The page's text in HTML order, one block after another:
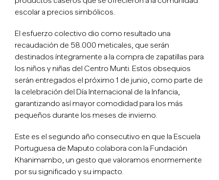
escolar a precios simbólicos.
El esfuerzo colectivo dio como resultado una
recaudación de 58.000 meticales, que serán
destinados íntegramente a la compra de zapatillas para
los niños y niñas del Centro Munti. Estos obsequios
serán entregados el próximo 1 de junio, como parte de
la celebración del Día Internacional de la Infancia,
garantizando así mayor comodidad para los más
pequeños durante los meses de invierno.
Este es el segundo año consecutivo en que la Escuela
Portuguesa de Maputo colabora con la Fundación
Khanimambo, un gesto que valoramos enormemente
por su significado y su impacto.